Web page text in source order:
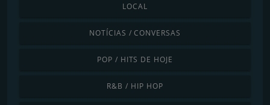
LOCAL
NOTÍCIAS / CONVERSAS
POP / HITS DE HOJE
R&B / HIP HOP